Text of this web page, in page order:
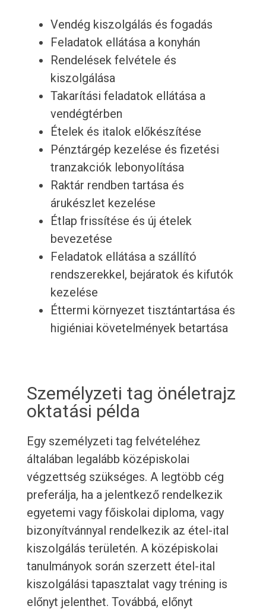
Vendég kiszolgálás és fogadás
Feladatok ellátása a konyhán
Rendelések felvétele és
kiszolgálása
Takarítási feladatok ellátása a
vendégtérben
Ételek és italok előkészítése
Pénztárgép kezelése és fizetési
tranzakciók lebonyolítása
Raktár rendben tartása és
árukészlet kezelése
Étlap frissítése és új ételek
bevezetése
Feladatok ellátása a szállító
rendszerekkel, bejáratok és kifutók
kezelése
Éttermi környezet tisztántartása és
higiéniai követelmények betartása
Személyzeti tag önéletrajz
oktatási példa
Egy személyzeti tag felvételéhez
általában legalább középiskolai
végzettség szükséges. A legtöbb cég
preferálja, ha a jelentkező rendelkezik
egyetemi vagy főiskolai diploma, vagy
bizonyítvánnyal rendelkezik az étel-ital
kiszolgálás területén. A középiskolai
tanulmányok során szerzett étel-ital
kiszolgálási tapasztalat vagy tréning is
előnyt jelenthet. Továbbá, előnyt